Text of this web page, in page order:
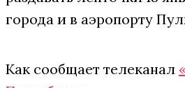
города и в аэропорту
Как сообщает телеканал